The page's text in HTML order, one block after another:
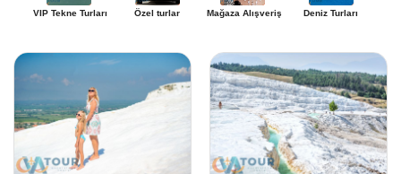
VIP Tekne Turları Özel turlar Mağaza Alışveriş Deniz Turları